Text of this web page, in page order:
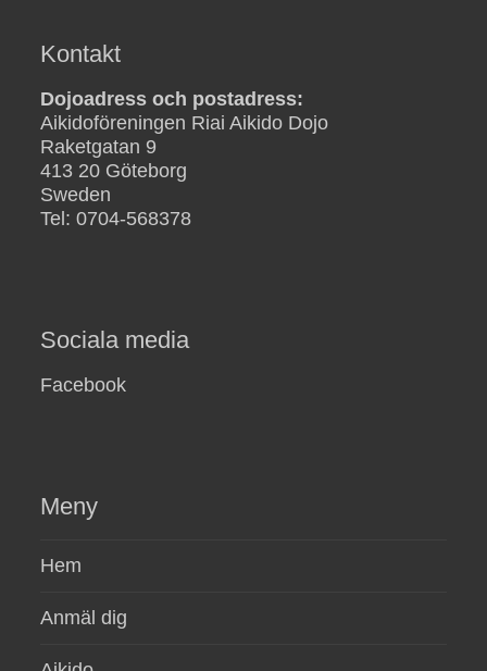
Kontakt
Dojoadress och postadress:
Aikidoföreningen Riai Aikido Dojo
Raketgatan 9
413 20 Göteborg
Sweden
Tel: 0704-568378
Sociala media
Facebook
Meny
Hem
Anmäl dig